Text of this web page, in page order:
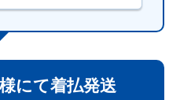
にて着払発送